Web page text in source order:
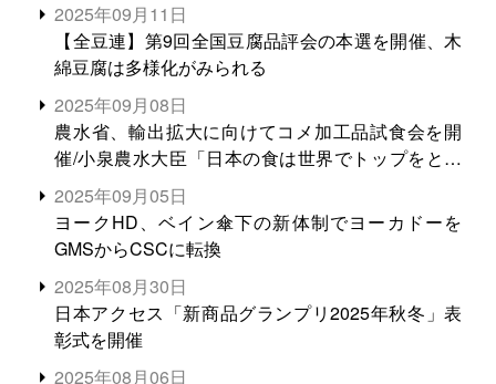
2025年09月11日
【全豆連】第9回全国豆腐品評会の本選を開催、木
綿豆腐は多様化がみられる
2025年09月08日
農水省、輸出拡大に向けてコメ加工品試食会を開
催/小泉農水大臣「日本の食は世界でトップをとれ
る。米増産に向けて、米輸出需要の拡大を」
2025年09月05日
ヨークHD、ベイン傘下の新体制でヨーカドーを
GMSからCSCに転換
2025年08月30日
日本アクセス「新商品グランプリ2025年秋冬」表
彰式を開催
2025年08月06日